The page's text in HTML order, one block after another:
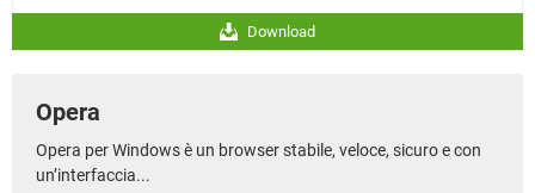
Download
Opera
Opera per Windows è un browser stabile, veloce, sicuro e con
un’interfaccia...